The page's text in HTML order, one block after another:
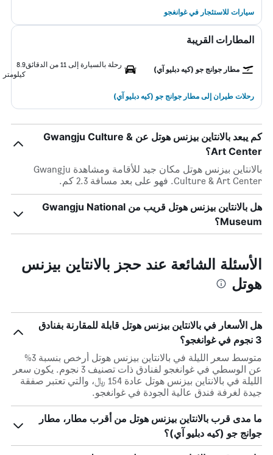
سيارات للاستئجار في غوانغجو
المطارات القريبة
مطار جوانج جو (كيه دبليو آي)
رحلة بالسيارة إلى 11 من الدقائق
8.9
كيلومتر
رحلات طيران إلى مطار جوانج جو (كيه دبليو آي)
كم يبعد بالانتاين بيزنس هوتل عن Gwangju Culture &
Art Center؟
بالانتاين بيزنس هوتل مكان جيد للأقامة ومشاهدة Gwangju
Culture & Art Center. فهو على بعد مسافة 2.3 كم.
هل بالانتاين بيزنس هوتل قريب من Gwangju National
Museum؟
الأسئلة الشائعة عند حجز بالانتاين بيزنس
هوتل
هل الأسعار في بالانتاين بيزنس هوتل قابلة للمقارنة بفنادق
3 نجوم في غوانغجو؟
متوسط سعر الليلة في بالانتاين بيزنس هوتل أرخص بنسبة 3%
عن الوسطي في غوانغجو لفنادق ذات تصنيف 3 نجوم. يكون سعر
الليلة في بالانتاين بيزنس هوتل عادة 154 ﷼، والتي تعتبر صفقة
جيدة لغرفة فندق عالية الجودة في غوانغجو.
ما مدى قرب بالانتاين بيزنس هوتل من أقرب مطار، مطار
جوانج جو (كيه دبليو آي)؟